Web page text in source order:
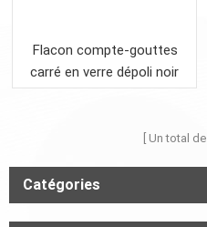
Flacon compte-gouttes
carré en verre dépoli noir
transparent
Un total de
Catégories